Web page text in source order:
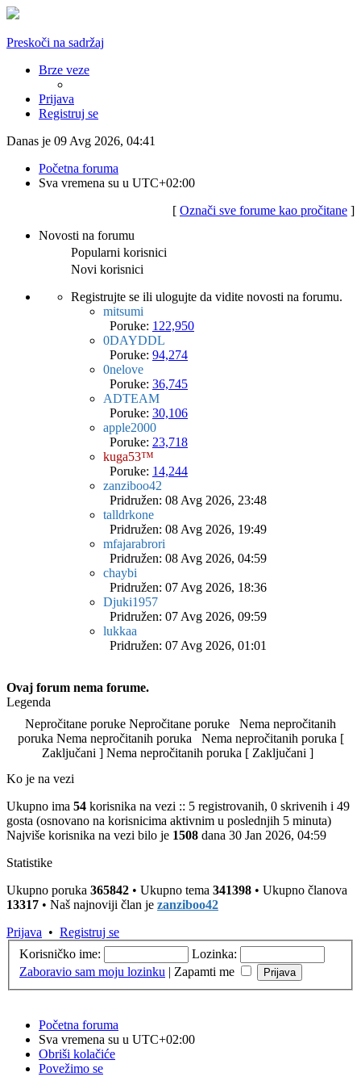
Preskoči na sadržaj
Brze veze
Prijava
Registruj se
Danas je 09 Avg 2026, 04:41
Početna foruma
Sva vremena su u UTC+02:00
[ Označi sve forume kao pročitane ]
Novosti na forumu
Popularni korisnici
Novi korisnici
Registrujte se ili ulogujte da vidite novosti na forumu.
mitsumi
Poruke: 122,950
0DAYDDL
Poruke: 94,274
0nelove
Poruke: 36,745
ADTEAM
Poruke: 30,106
apple2000
Poruke: 23,718
kuga53™
Poruke: 14,244
zanziboo42
Pridružen: 08 Avg 2026, 23:48
talldrkone
Pridružen: 08 Avg 2026, 19:49
mfajarabrori
Pridružen: 08 Avg 2026, 04:59
chaybi
Pridružen: 07 Avg 2026, 18:36
Djuki1957
Pridružen: 07 Avg 2026, 09:59
lukkaa
Pridružen: 07 Avg 2026, 01:01
Ovaj forum nema forume.
Legenda
Nepročitane poruke Nepročitane poruke Nema nepročitanih
poruka Nema nepročitanih poruka Nema nepročitanih poruka [
Zaključani ]Nema nepročitanih poruka [ Zaključani ]
Ko je na vezi
Ukupno ima 54 korisnika na vezi :: 5 registrovanih, 0 skrivenih i 49
gosta (osnovano na korisnicima aktivnim u poslednjih 5 minuta)
Najviše korisnika na vezi bilo je 1508 dana 30 Jan 2026, 04:59
Statistike
Ukupno poruka 365842 • Ukupno tema 341398 • Ukupno članova
13317 • Naš najnoviji član je zanziboo42
Prijava • Registruj se
Korisničko ime:
Lozinka:
Zaboravio sam moju lozinku | Zapamti me
Početna foruma
Sva vremena su u UTC+02:00
Obriši kolačiće
Povežimo se